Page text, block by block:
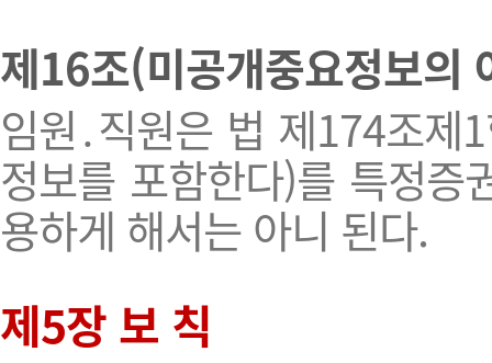
제16조(미공개중요정보의
임원․직원은 법 제174조제
정보를 포함한다)를 특정
용하게 해서는 아니 된다.
제5장 보 칙